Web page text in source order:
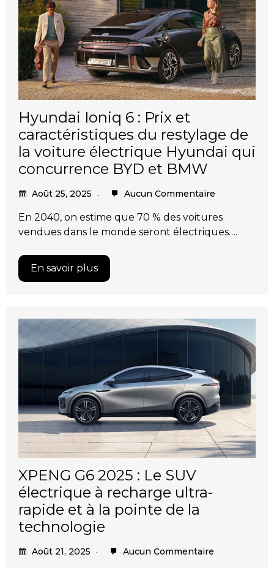
Hyundai Ioniq 6 : Prix et
caractéristiques du restylage de
la voiture électrique Hyundai qui
concurrence BYD et BMW
Août 25, 2025 Aucun Commentaire
En 2040, on estime que 70 % des voitures
vendues dans le monde seront électriques….
En savoir plus
XPENG G6 2025 : Le SUV
électrique à recharge ultra-
rapide et à la pointe de la
technologie
Août 21, 2025 Aucun Commentaire